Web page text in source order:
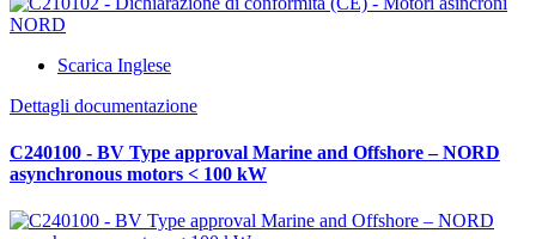
Scarica Inglese
Dettagli documentazione
C240100 - BV Type approval Marine and Offshore – NORD
asynchronous motors < 100 kW